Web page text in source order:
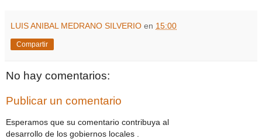
LUIS ANIBAL MEDRANO SILVERIO en 15:00
Compartir
No hay comentarios:
Publicar un comentario
Esperamos que su comentario contribuya al
desarrollo de los gobiernos locales .